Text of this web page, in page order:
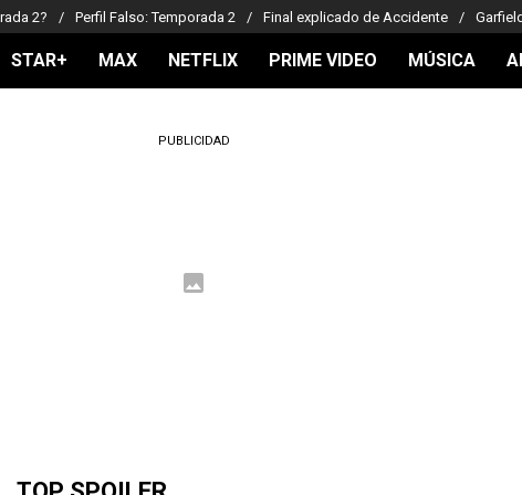
2? Perfil Falso: Temporada 2 Final explicado de Accidente
STAR+ MAX NETFLIX PRIME VIDEO MÚSICA
PUBLICIDAD